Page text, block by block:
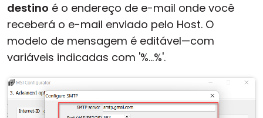
destino é o endereço de e-mail onde você
receberá o e-mail enviado pelo Host. O
modelo de mensagem é editável—com
variáveis indicadas com '%...%'.